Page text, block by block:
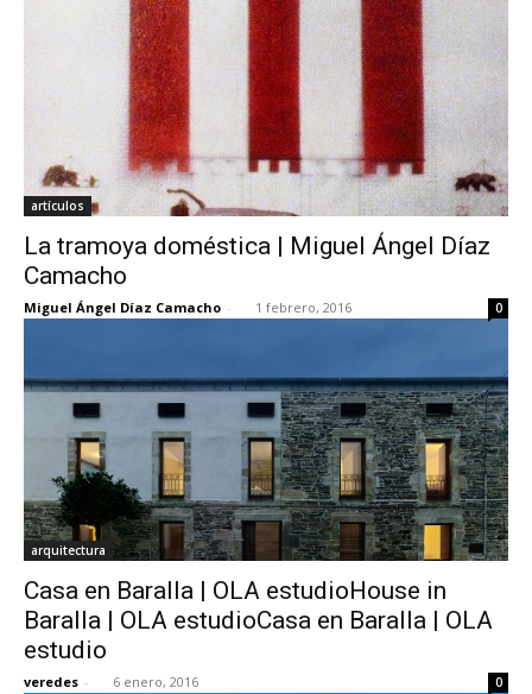
artículos
La tramoya doméstica | Miguel Ángel Díaz
Camacho
Miguel Ángel Díaz Camacho - 1 febrero, 2016 0
arquitectura
Casa en Baralla | OLA estudioHouse in
Baralla | OLA estudioCasa en Baralla | OLA
estudio
veredes - 6 enero, 2016 0